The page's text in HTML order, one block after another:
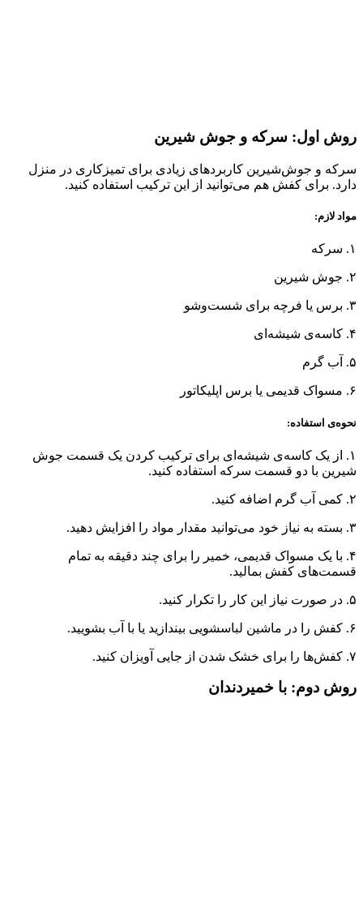
روش اول: سرکه و جوش شیرین
سرکه و جوش‌شیرین کاربردهای زیادی برای تمیزکاری در منزل
دارد. برای کفش هم می‌توانید از این ترکیب استفاده کنید.
مواد لازم:
۱. سرکه
۲. جوش شیرین
۳. برس یا فرچه برای شست‌وشو
۴. کاسه‌ی شیشه‌ای
۵. آب گرم
۶. مسواک قدیمی یا برس اپلیکاتور
نحوه‌ی استفاده:
۱. از یک کاسه‌ی شیشه‌ای برای ترکیب کردن یک قسمت جوش
شیرین با دو قسمت سرکه استفاده کنید.
۲. کمی آب گرم اضافه کنید.
۳. بسته به نیاز خود می‌توانید مقدار مواد را افزایش دهید.
۴. با یک مسواک قدیمی، خمیر را برای چند دقیقه به تمام
قسمت‌های کفش بمالید.
۵. در صورت نیاز این کار را تکرار کنید.
۶. کفش را در ماشین لباسشویی بیندازید یا با آب بشویید.
۷. کفش‌ها را برای خشک شدن از جایی آویزان کنید.
روش دوم: با خمیردندان